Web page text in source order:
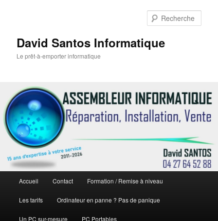
David Santos Informatique
Le prêt-à-emporter informatique
principal
Aller
au
Accueil Contact Formation / Remise à niveau
Les tarifs Ordinateur en panne ? Pas de panique
Un PC sur-mesure PC Portables